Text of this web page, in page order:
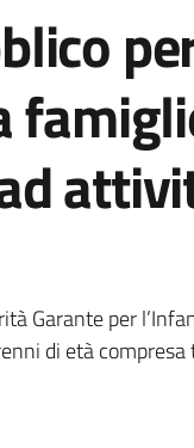
notizia
Garante per
di età compresa